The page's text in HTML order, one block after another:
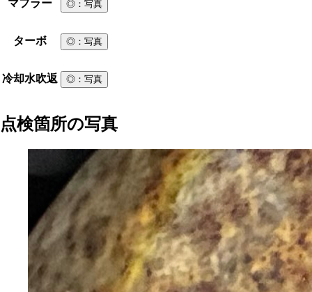
マフラー ◎ ：写真
ターボ ◎ ：写真
冷却水吹返 ◎ ：写真
点検箇所の写真